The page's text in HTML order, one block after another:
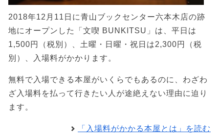
2018年12月11日に青山ブックセンター六本木店の跡
地にオープンした「文喫 BUNKITSU」は、平日は
1,500円（税別）、土曜・日曜・祝日は2,300円（税
別）、入場料がかかります。
無料で入場できる本屋がいくらでもあるのに、わざわ
ざ入場料を払って行きたい人が途絶えない理由に迫り
ます。
「入場料がかかる本屋とは」を読む